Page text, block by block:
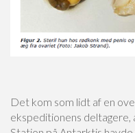
Det kom som lidt af en
ekspeditionens deltagere,